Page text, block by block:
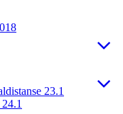
23.1